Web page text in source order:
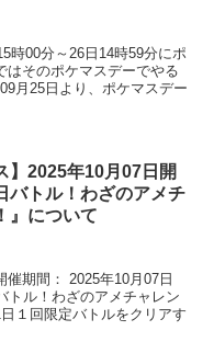
時00分～26日14時59分にポ
はそのポケマスデーでやる
月25日より、ポケマスデー
】2025年10月07日開
バトル！わざのアメチ
』について
期間： 2025年10月07日
トル！わざのアメチャレン
１回限定バトルをクリアす